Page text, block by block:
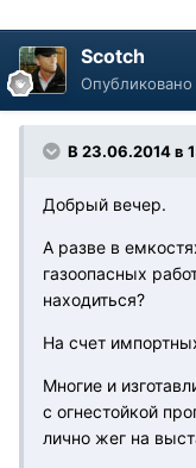
Scotch
Опубликовано
В 23.06.2014 в
Добрый вечер.
А разве в
газоопасных
находиться?
На счет
Многие и
с огнестойкой
лично жег на